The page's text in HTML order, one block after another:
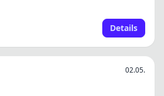
Details
02.05.